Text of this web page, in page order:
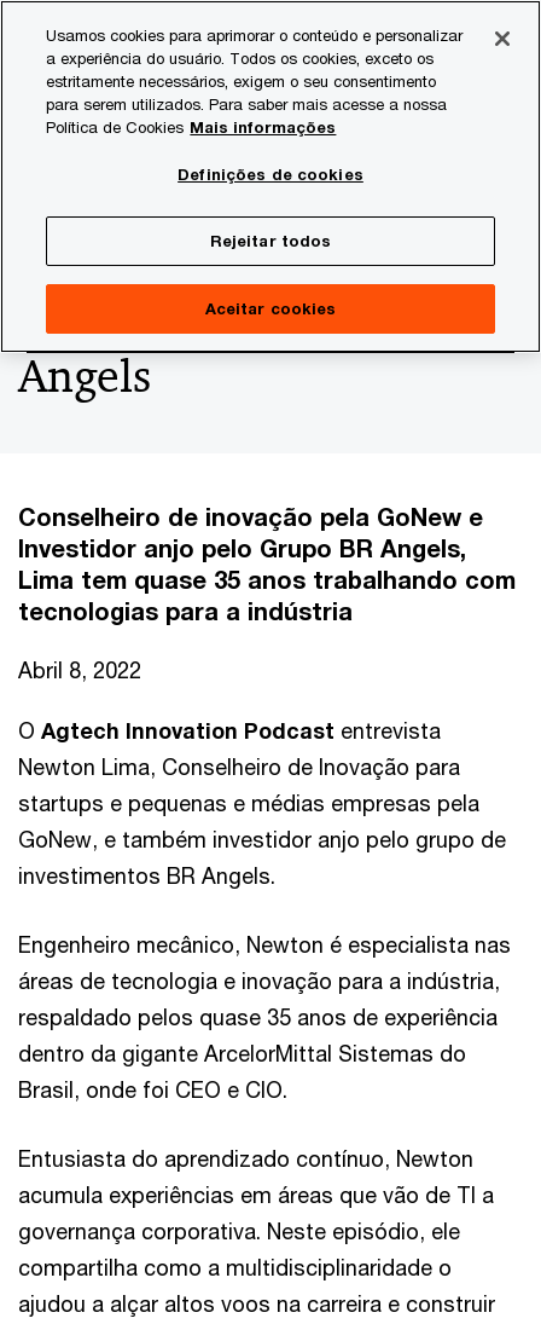
content
footer
Consultoria
Agtech Innovation
Podcast com Newton
Lima, da GoNew e BR
Angels
Conselheiro de inovação pela GoNew e
Investidor anjo pelo Grupo BR Angels,
Lima tem quase 35 anos trabalhando com
tecnologias para a indústria
Abril 8, 2022
O Agtech Innovation Podcast entrevista
Newton Lima, Conselheiro de Inovação para
startups e pequenas e médias empresas pela
GoNew, e também investidor anjo pelo grupo de
investimentos BR Angels.
Engenheiro mecânico, Newton é especialista nas
áreas de tecnologia e inovação para a indústria,
respaldado pelos quase 35 anos de experiência
dentro da gigante ArcelorMittal Sistemas do
Brasil, onde foi CEO e CIO.
Entusiasta do aprendizado contínuo, Newton
acumula experiências em áreas que vão de TI a
governança corporativa. Neste episódio, ele
compartilha como a multidisciplinaridade o
ajudou a alçar altos voos na carreira e construir
Usamos cookies para aprimorar o conteúdo e personalizar
a experiência do usuário. Todos os cookies, exceto os
estritamente necessários, exigem o seu consentimento
para serem utilizados. Para saber mais acesse a nossa
Política de Cookies Mais informações
Definições de cookies
Rejeitar todos
Aceitar cookies